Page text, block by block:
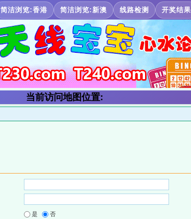
简洁浏览:香港 简洁浏览:新澳 线路检测 开奖结果
当前访问地图位置:
是 否